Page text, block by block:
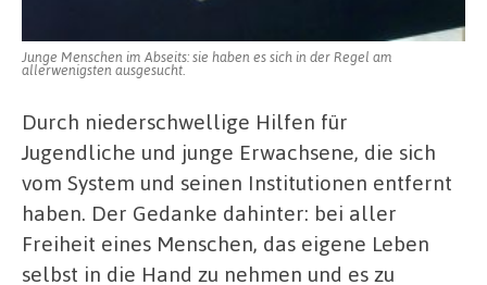
Junge Menschen im Abseits: sie haben es sich in der Regel am
allerwenigsten ausgesucht.
Durch niederschwellige Hilfen für
Jugendliche und junge Erwachsene, die sich
vom System und seinen Institutionen entfernt
haben. Der Gedanke dahinter: bei aller
Freiheit eines Menschen, das eigene Leben
selbst in die Hand zu nehmen und es zu